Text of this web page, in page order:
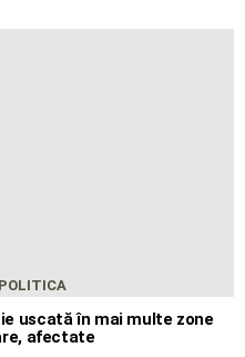
POLITICA
uscată în mai multe zone
afectate